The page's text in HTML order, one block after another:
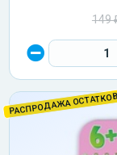
149
РАСПРОДАЖА